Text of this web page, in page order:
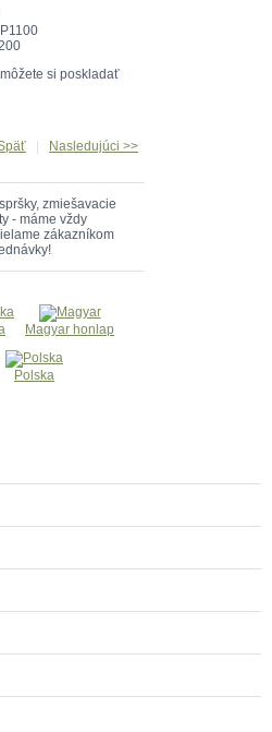
si poskladať
| Nasledujúci >>
zmiešavacie
- máme vždy
zákazníkom
Magyar honlap
Polska